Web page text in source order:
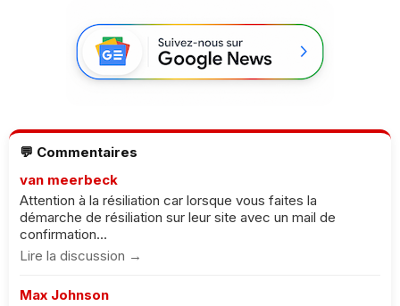
💬 Commentaires
van meerbeck
Attention à la résiliation car lorsque vous faites la
démarche de résiliation sur leur site avec un mail de
confirmation...
Lire la discussion →
Max Johnson